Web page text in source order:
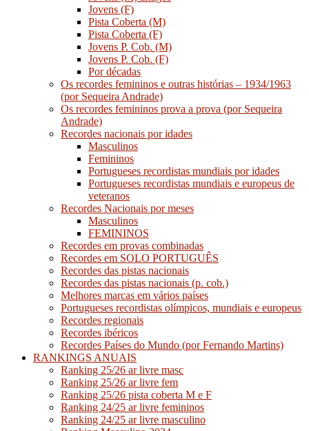
Jovens (F)
Pista Coberta (M)
Pista Coberta (F)
Jovens P. Cob. (M)
Jovens P. Cob. (F)
Por décadas
Os recordes femininos e outras histórias – 1934/1963
(por Sequeira Andrade)
Os recordes femininos prova a prova (por Sequeira
Andrade)
Recordes nacionais por idades
Masculinos
Femininos
Portugueses recordistas mundiais por idades
Portugueses recordistas mundiais e europeus de
veteranos
Recordes Nacionais por meses
Masculinos
FEMININOS
Recordes em provas combinadas
Recordes em SOLO PORTUGUÊS
Recordes das pistas nacionais
Recordes das pistas nacionais (p. cob.)
Melhores marcas em vários países
Portugueses recordistas olímpicos, mundiais e europeus
Recordes regionais
Recordes ibéricos
Recordes Países do Mundo (por Fernando Martins)
RANKINGS ANUAIS
Ranking 25/26 ar livre masc
Ranking 25/26 ar livre fem
Ranking 25/26 pista coberta M e F
Ranking 24/25 ar livre femininos
Ranking 24/25 ar livre masculino